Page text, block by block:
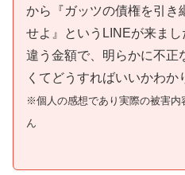
から『ガッツの債権を引き
せよ』というLINEが来ま
違う金額で、明らかに不正
くてどうすればいいかわか
※個人の感想であり実際の被害内
ん